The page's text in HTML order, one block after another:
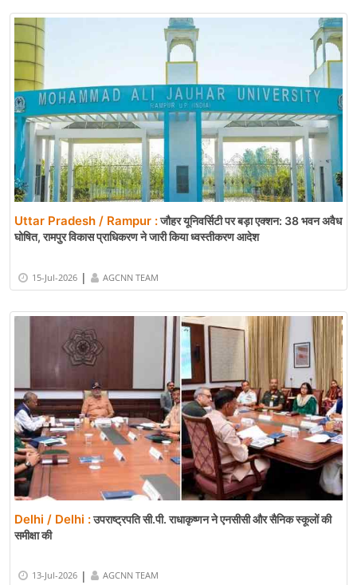
Uttar Pradesh / Rampur :जौहर यूनिवर्सिटी पर बड़ा एक्शन: 38 भवन अवैध
घोषित, रामपुर विकास प्राधिकरण ने जारी किया ध्वस्तीकरण आदेश
15-Jul-2026 | AGCNN TEAM
Delhi / Delhi :उपराष्ट्रपति सी.पी. राधाकृष्णन ने एनसीसी और सैनिक स्कूलों की
समीक्षा की
13-Jul-2026 | AGCNN TEAM